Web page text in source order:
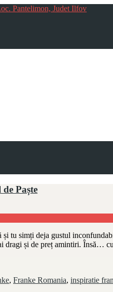
Pantelimon, Judet Ilfov
Paște
tu simți deja gustul
dragi și de preț amintiri. Însă…
, Franke Romania, inspiratie